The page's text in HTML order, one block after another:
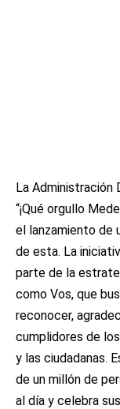
La Administración
“¡Qué orgullo
el lanzamiento de
de esta. La
parte de la
como Vos, que
reconocer,
cumplidores de
y las ciudadanas.
de un millón de
al día y celebra